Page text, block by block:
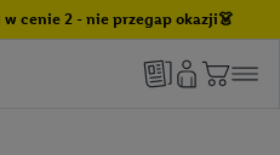
cenie 2 - nie przegap okazji👗